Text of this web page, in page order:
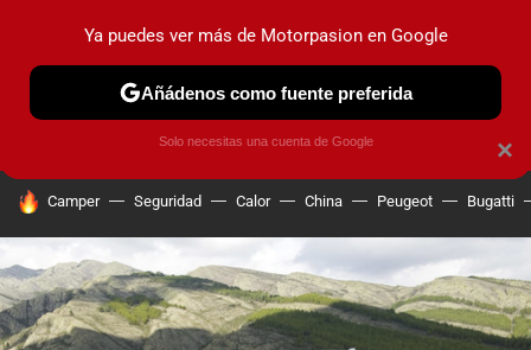
PRUEBAS COCHES ELÉCTRICOS OBSERVATORIO
HOY SE HABLA DE
Camper Seguridad Calor China Peugeot Bugatti
×
Ya puedes ver más de Motorpasion en Google
Añádenos como fuente preferida
Solo necesitas una cuenta de Google